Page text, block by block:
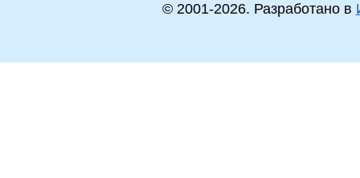
© 2001-2026. Разработано в